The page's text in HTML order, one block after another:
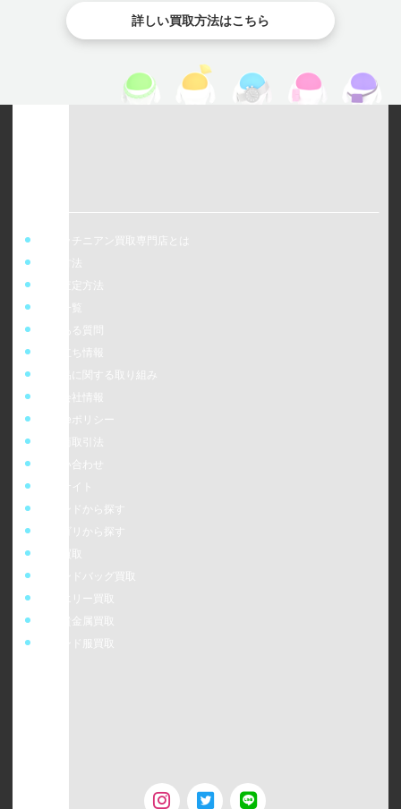
詳しい買取方法はこちら
ウォッチニアン買取専門店とは
買取方法
事前査定方法
店舗一覧
よくある質問
偽造品に関する取り組み
cookieポリシー
特定商取引法
お問い合わせ
販売サイト
ブランドから探す
カテゴリから探す
ブランドバッグ買取
ジュエリー買取
金・貴金属買取
ブランド服買取